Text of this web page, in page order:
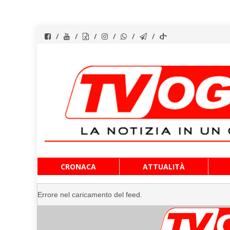
al
contenuto
CRONACA ATTUALITÀ
Errore nel caricamento del feed.